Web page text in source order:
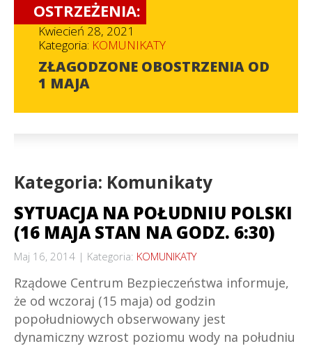
OSTRZEŻENIA:
Kwiecień 28, 2021
Kategoria: KOMUNIKATY
ZŁAGODZONE OBOSTRZENIA OD
1 MAJA
Kategoria: Komunikaty
SYTUACJA NA POŁUDNIU POLSKI
(16 MAJA STAN NA GODZ. 6:30)
Maj 16, 2014 Kategoria: KOMUNIKATY
Rządowe Centrum Bezpieczeństwa informuje,
że od wczoraj (15 maja) od godzin
popołudniowych obserwowany jest
dynamiczny wzrost poziomu wody na południu